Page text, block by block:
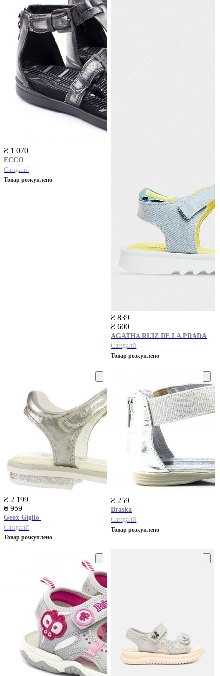
₴ 1 070
ECCO
Сандалії
Товар розкуплено
₴ 839
₴ 600
AGATHA RUIZ DE LA PRADA
Сандалії
Товар розкуплено
₴ 2 199
₴ 959
Geox Giglio
Сандалії
Товар розкуплено
₴ 259
Braska
Сандалії
Товар розкуплено